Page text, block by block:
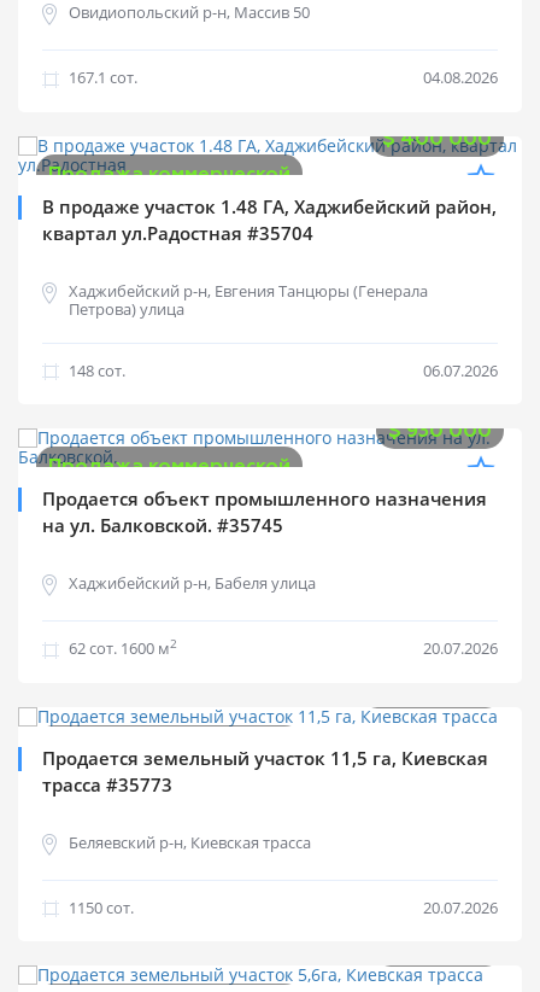
Овидиопольский р-н, Массив 50
167.1 cот. 04.08.2026
$400 000
Продажа коммерческой
В продаже участок 1.48 ГА, Хаджибейский район,
квартал ул.Радостная #35704
Хаджибейский р-н, Евгения Танцюры (Генерала
Петрова) улица
148 cот. 06.07.2026
$930 000
Продажа коммерческой
Продается объект промышленного назначения
на ул. Балковской. #35745
Хаджибейский р-н, Бабеля улица
62 cот. 1600 м2 20.07.2026
Продается земельный участок 11,5 га, Киевская
трасса #35773
Беляевский р-н, Киевская трасса
1150 cот. 20.07.2026